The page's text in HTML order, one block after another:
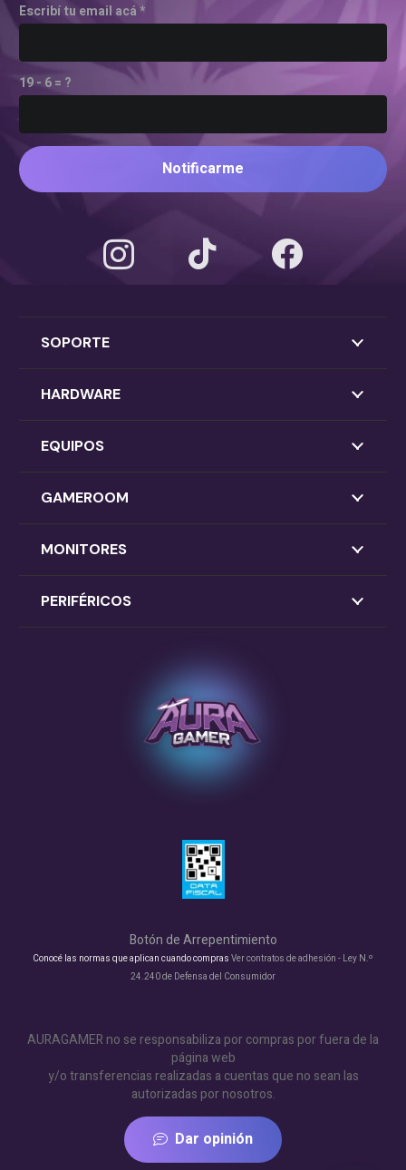
Escribí tu email acá *
19 - 6 = ?
Notificarme
SOPORTE
HARDWARE
EQUIPOS
GAMEROOM
MONITORES
PERIFÉRICOS
Botón de Arrepentimiento
Conocé las normas que aplican cuando compras Ver contratos de adhesión - Ley N.º
24.240 de Defensa del Consumidor
AURAGAMER no se responsabiliza por compras por fuera de la
página web
y/o transferencias realizadas a cuentas que no sean las
autorizadas por nosotros.
Dar opinión